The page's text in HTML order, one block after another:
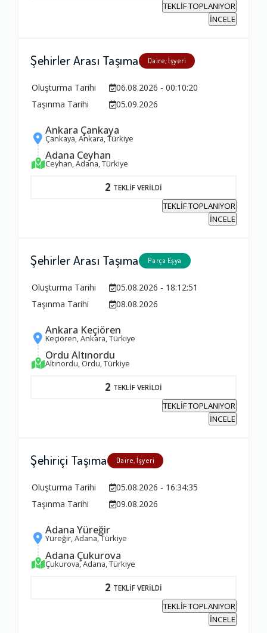
TEKLİF TOPLANIYOR
İNCELE
Şehirler Arası Taşıma Daire, İşyeri
Oluşturma Tarihi
06.08.2026 - 00:10:20
Taşınma Tarihi
05.09.2026
Ankara Çankaya
Çankaya, Ankara, Türkiye
Adana Ceyhan
Ceyhan, Adana, Türkiye
2 TEKLİF VERİLDİ
TEKLİF TOPLANIYOR
İNCELE
Şehirler Arası Taşıma Parça Eşya
Oluşturma Tarihi
05.08.2026 - 18:12:51
Taşınma Tarihi
08.08.2026
Ankara Keçiören
Keçiören, Ankara, Türkiye
Ordu Altınordu
Altınordu, Ordu, Türkiye
2 TEKLİF VERİLDİ
TEKLİF TOPLANIYOR
İNCELE
Şehiriçi Taşıma Daire, İşyeri
Oluşturma Tarihi
05.08.2026 - 16:34:35
Taşınma Tarihi
09.08.2026
Adana Yüreğir
Yüreğir, Adana, Türkiye
Adana Çukurova
Çukurova, Adana, Türkiye
2 TEKLİF VERİLDİ
TEKLİF TOPLANIYOR
İNCELE